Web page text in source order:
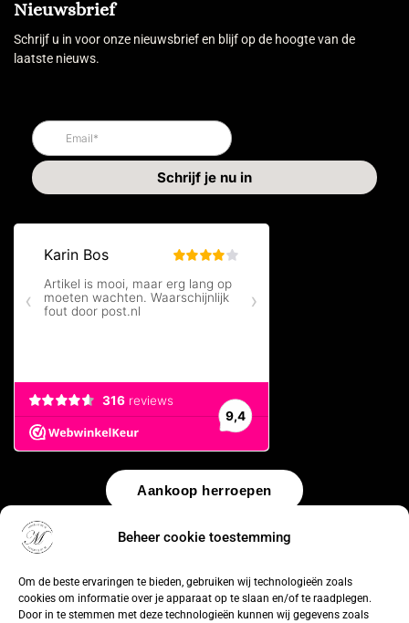
Beheer cookie toestemming
Om de beste ervaringen te bieden, gebruiken wij technologieën zoals
cookies om informatie over je apparaat op te slaan en/of te raadplegen.
Door in te stemmen met deze technologieën kunnen wij gegevens zoals
Nieuwsbrief
Schrijf u in voor onze nieuwsbrief en blijf op de hoogte van de
laatste nieuws.
Aankoop herroepen
© 2026 by WebUnlimited–Algemene voorwaarden